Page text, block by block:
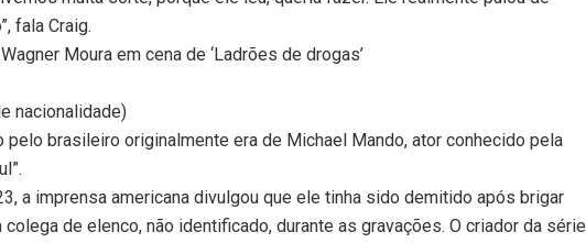
fala Craig.
Moura em cena de ‘Ladrões de drogas’
nacionalidade)
pelo brasileiro originalmente era de Michael Mando, ator conhecido pela
a imprensa americana divulgou que ele tinha sido demitido após brigar
de elenco, não identificado, durante as gravações. O criador da série